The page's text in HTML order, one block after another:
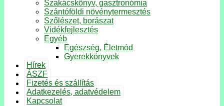
Szakácskönyv, gasztronómia
Szántóföldi növénytermesztés
Szőlészet, borászat
Vidékfejlesztés
Egyéb
Egészség, Életmód
Gyerekkönyvek
Hírek
ÁSZF
Fizetés és szállítás
Adatkezelés, adatvédelem
Kapcsolat